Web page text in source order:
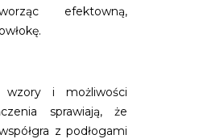
efektowną,
wzory i możliwości
sprawiają, że
z podłogami